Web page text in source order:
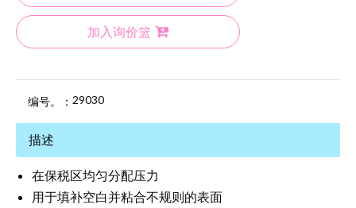
加入询价篮
编号。： 29030
描述
在保税区均匀分配压力
用于填补空白并粘合不规则的表面